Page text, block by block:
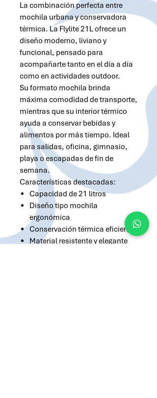
La combinación perfecta entre
mochila urbana y conservadora
térmica. La Flylite 21L ofrece un
diseño moderno, liviano y
funcional, pensado para
acompañarte tanto en el día a día
como en actividades outdoor.
Su formato mochila brinda
máxima comodidad de transporte,
mientras que su interior térmico
ayuda a conservar bebidas y
alimentos por más tiempo. Ideal
para salidas, oficina, gimnasio,
playa o escapadas de fin de
semana.
Características destacadas:
Capacidad de 21 litros
Diseño tipo mochila
ergonómica
Conservación térmica eficiente
Material resistente y elegante